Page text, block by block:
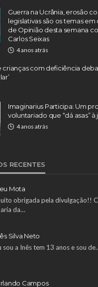
Guerra na Ucrânia, erosão
legislativas são os temas
de Opinião desta semana
Carlos Seixas
4 anos atrás
crianças com deficiência
Imaginarius Participa: Um
voluntariado que “dá asas”
4 anos atrás
RECENTES
Mota
obrigada pela divulgação!!
da…
Silva Neto
sou a Inês tem 13 anos e sou
Campos